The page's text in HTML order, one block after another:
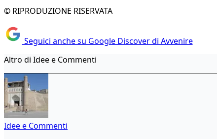
© RIPRODUZIONE RISERVATA
Seguici anche su Google Discover di Avvenire
Altro di Idee e Commenti
Idee e Commenti